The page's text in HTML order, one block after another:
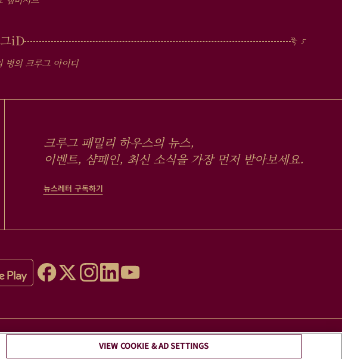
iD
병의 크루그 아이디
크루그 패밀리 하우스의 뉴스,
이벤트, 샴페인, 최신 소식을 가장 먼저 받아보세요.
뉴스레터 구독하기
VIEW COOKIE & AD SETTINGS